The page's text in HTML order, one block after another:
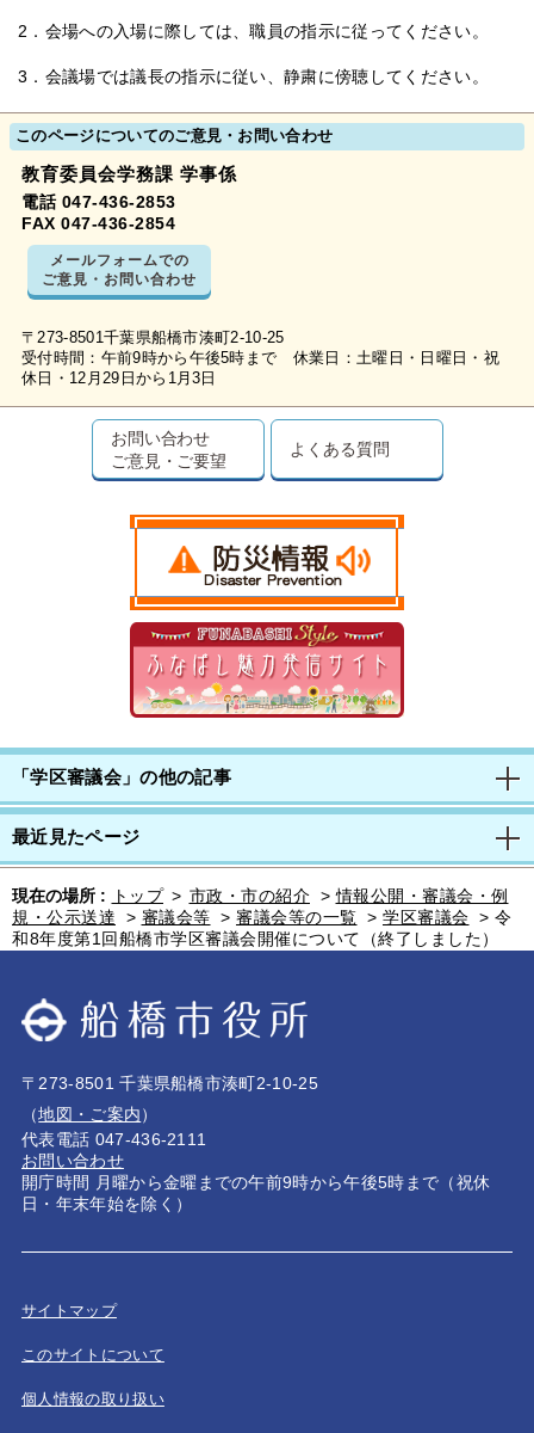
2．会場への入場に際しては、職員の指示に従ってください。
3．会議場では議長の指示に従い、静粛に傍聴してください。
このページについてのご意見・お問い合わせ
教育委員会学務課 学事係
電話 047-436-2853
FAX 047-436-2854
メールフォームでの
ご意見・お問い合わせ
〒273-8501千葉県船橋市湊町2-10-25
受付時間：午前9時から午後5時まで 休業日：土曜日・日曜日・祝
休日・12月29日から1月3日
お問い合わせ
ご意見・ご要望
よくある質問
「学区審議会」の他の記事
最近見たページ
現在の場所 : トップ > 市政・市の紹介 >情報公開・審議会・例
規・公示送達
> 審議会等 > 審議会等の一覧 > 学区審議会 > 令
和8年度第1回船橋市学区審議会開催について（終了しました）
〒273-8501 千葉県船橋市湊町2-10-25
（地図・ご案内）
代表電話 047-436-2111
お問い合わせ
開庁時間 月曜から金曜までの午前9時から午後5時まで（祝休
日・年末年始を除く）
サイトマップ
このサイトについて
個人情報の取り扱い